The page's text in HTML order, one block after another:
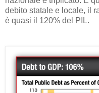
debito statale e locale, il
è quasi il 120% del PIL.